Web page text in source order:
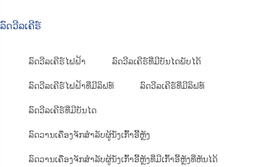
ລົດວີລເຄີຣ໌
ລົດວີລເຄີຣ໌ໄຟຟ້າ ລົດວີລເຄີຣ໌ທີ່ມີບັນໄດພັບໄດ້
ລົດວີລເຄີຣ໌ໄຟຟ້າທີ່ມີລິຟທ໌ ລົດວີລເຄີຣ໌ທີ່ມີລິຟທ໌
ລົດວີລເຄີຣ໌ທີ່ມີບັນໄດ
ລົດວານເຄື່ອງຈັກສຳລັບຜູ້ນັ່ງເກົ້າອີ້ຫຼັງ
ລົດວານເຄື່ອງຈັກສຳລັບຜູ້ນັ່ງເກົ້າອີ້ຫຼັງທີ່ມີເກົ້າອີ້ຫຼັງທີ່ຫັນໄດ້